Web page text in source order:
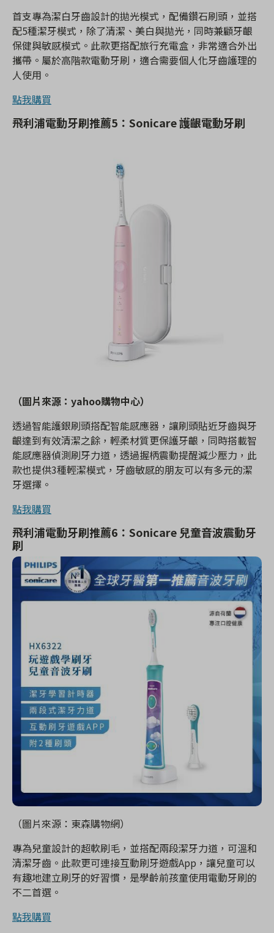
首支專為潔白牙齒設計的拋光模式，配備鑽石刷頭，並搭
配5種潔牙模式，除了清潔、美白與拋光，同時兼顧牙齦
保健與敏感模式。此款更搭配旅行充電盒，非常適合外出
攜帶。屬於高階款電動牙刷，適合需要個人化牙齒護理的
人使用。
點我購買
飛利浦電動牙刷推薦5：Sonicare 護齦電動牙刷
（圖片來源： yahoo購物中心）
透過智能護銀刷頭搭配智能感應器，讓刷頭貼近牙齒與牙
齦達到有效清潔之餘，輕柔材質更保護牙齦，同時搭載智
能感應器偵測刷牙力道，透過握柄震動提醒減少壓力，此
款也提供3種輕潔模式，牙齒敏感的朋友可以有多元的潔
牙選擇。
點我購買
飛利浦電動牙刷推薦6： Sonicare 兒童音波震動牙
刷
（圖片來源：東森購物網）
專為兒童設計的超軟刷毛，並搭配兩段潔牙力道，可溫和
清潔牙齒。此款更可連接互動刷牙遊戲App，讓兒童可以
有趣地建立刷牙的好習慣，是學齡前孩童使用電動牙刷的
不二首選。
點我購買